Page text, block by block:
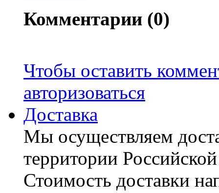
Комментарии (0)
Чтобы оставить
авторизоваться
Доставка
Мы осуществляем
территории
Стоимость доставки